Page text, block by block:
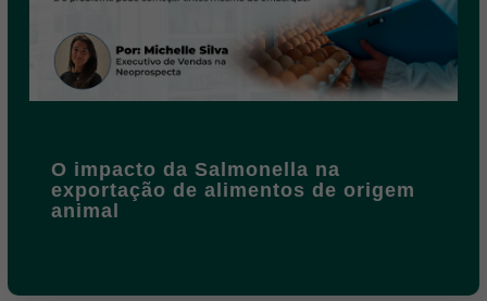
O impacto da Salmonella na
exportação de alimentos de origem
animal